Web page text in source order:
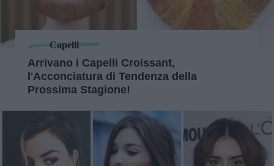
Capelli
Arrivano i Capelli Croissant,
l'Acconciatura di Tendenza della
Prossima Stagione!